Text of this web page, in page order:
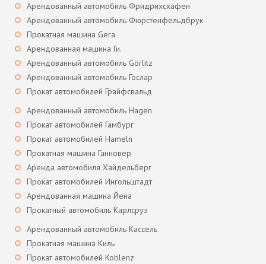
Арендованный автомобиль Фридрихсхафен
Арендованный автомобиль Фюрстенфельдбрук
Прокатная машина Gera
Арендованная машина Ги.
Арендованный автомобиль Görlitz
Арендованный автомобиль Гослар
Прокат автомобилей Грайфсвальд
Арендованный автомобиль Hagen
Прокат автомобилей Гамбург
Прокат автомобилей Hameln
Прокатная машина Ганновер
Аренда автомобиля Хайдельберг
Прокат автомобилей Ингольштадт
Арендованная машина Йена
Прокатный автомобиль Карлсруэ
Арендованный автомобиль Кассель
Прокатная машина Киль
Прокат автомобилей Koblenz